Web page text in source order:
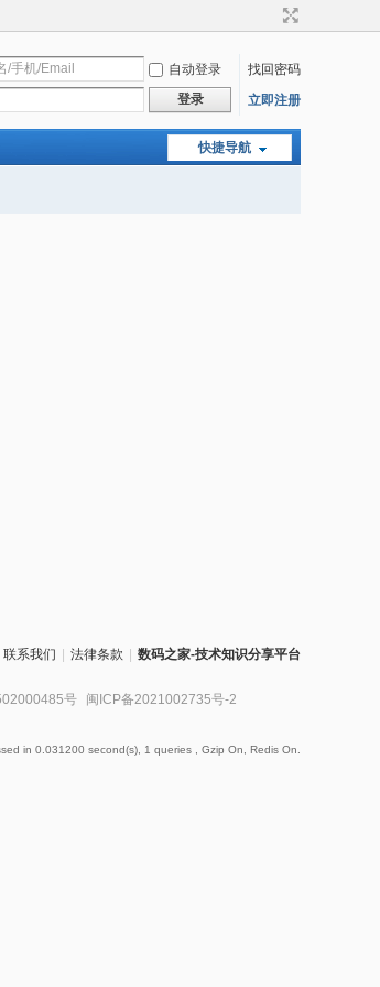
自动登录
找回密码
登录 立即注册
快捷导航
联系我们 法律条款 数码之家-技术知识分享平台
号 闽ICP备2021002735号-2
in 0.031200 second(s), 1 queries , Gzip On, Redis On.